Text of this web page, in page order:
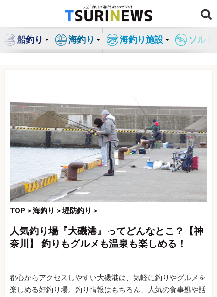
ン
船釣り 海釣り 海釣り施設 ソル
TOP > 海釣り >堤防釣り >
人気釣り場『大磯港』ってどんなとこ？【神
奈川】 釣りもグルメも温泉も楽しめる！
都心からアクセスしやすい大磯港は、気軽に釣りやグルメを
楽しめる好釣り場。釣り情報はもちろん、人気の食事処や話